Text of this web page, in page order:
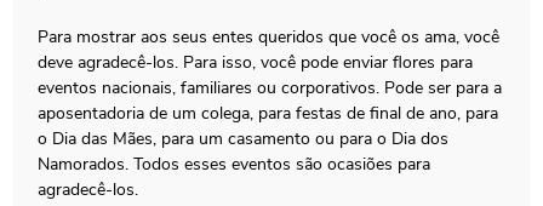
Para mostrar aos seus entes queridos que você os ama, você
deve agradecê-los. Para isso, você pode enviar flores para
eventos nacionais, familiares ou corporativos. Pode ser para a
aposentadoria de um colega, para festas de final de ano, para
o Dia das Mães, para um casamento ou para o Dia dos
Namorados. Todos esses eventos são ocasiões para
agradecê-los.